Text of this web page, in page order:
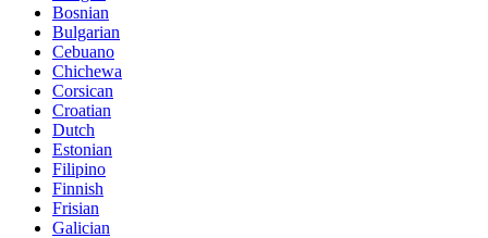
Bosnian
Bulgarian
Cebuano
Chichewa
Corsican
Croatian
Dutch
Estonian
Filipino
Finnish
Frisian
Galician